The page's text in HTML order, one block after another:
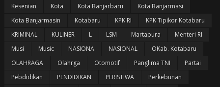
Kesenian
Kota Kota Banjarbaru
Kota Banjarmasi
Kota Banjarmasin
Kotabaru KPK RI
KPK Tipikor Kotabaru
KRIMINAL
KULINER L LSM Martapura
Menteri RI
Musi
Music NASIONA NASIONAL
OKab. Kotabaru
OLAHRAGA
Olahrga Otomotif Panglima TNI
Partai
Pebdidikan
PENDIDIKAN PERISTIWA
Perkebunan